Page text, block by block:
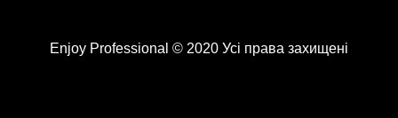
Enjoy Professional © 2020 Усі права захищені